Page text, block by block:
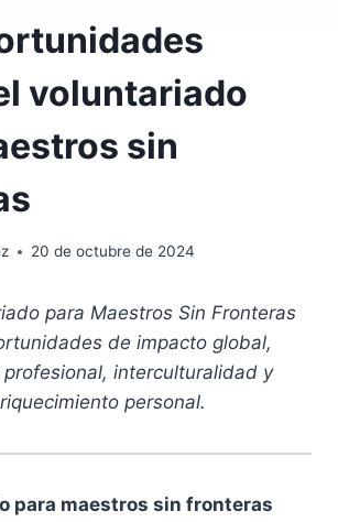
voluntariado
sin
20 de octubre de 2024
para Maestros Sin Fronteras
de impacto global,
interculturalidad y
personal.
para maestros sin fronteras